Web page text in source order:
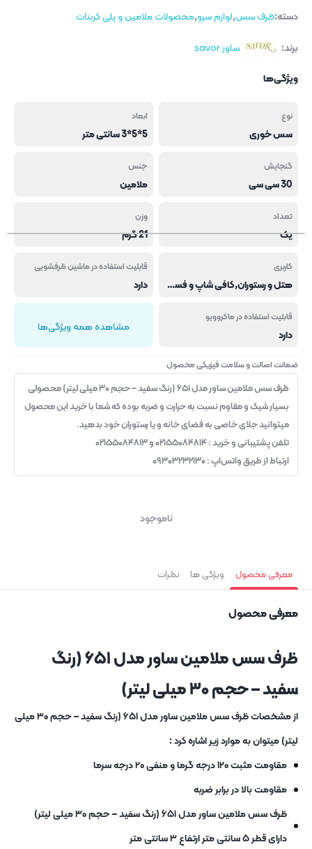
دسته:ظرف سس,لوازم سرو,محصولات ملامین و پلی کربنات
برند:
ساور savor
ویژگی‌ها
نوع
سس خوری
ابعاد
5*5*3 سانتی متر
گنجایش
30 سی سی
جنس
ملامین
تعداد
یک
وزن
21 گرم
کاربری
هتل و رستوران,کافی شاپ و فست فود
قابلیت استفاده در ماشین ظرفشویی
دارد
قابلیت استفاده در ماکروویو
دارد مشاهده همه ویژگی‌ها
ضمانت اصالت و سلامت فیزیکی محصول
ظرف سس ملامین ساور مدل ۶۵۱ (رنگ سفید – حجم ۳۰ میلی لیتر) محصولی
بسیار شیک و مقاوم نسبت به حرارت و ضربه بوده که شما با خرید این محصول
میتوانید جلای خاصی به فضای خانه و یا رستوران خود بدهید.
تلفن پشتیبانی و خرید : ۰۲۱۵۵۰۸۴۸۱۴ و ۰۲۱۵۵۰۸۴۸۱۳
ارتباط از طریق واتس‌اپ : ۰۹۳۰۳۲۳۲۱۳۰
ناموجود
معرفی محصول ویژگی ها نظرات
معرفی محصول
ظرف سس ملامین ساور مدل ۶۵۱ (رنگ
سفید – حجم ۳۰ میلی لیتر)
از مشخصات ظرف سس ملامین ساور مدل ۶۵۱ (رنگ سفید – حجم ۳۰ میلی
لیتر) میتوان به موارد زیر اشاره کرد :
مقاومت مثبت ۱۲۰ درجه گرما و منفی ۲۰ درجه سرما
مقاومت بالا در برابر ضربه
ظرف سس ملامین ساور مدل ۶۵۱ (رنگ سفید – حجم ۳۰ میلی لیتر)
دارای قطر ۵ سانتی متر ارتفاع ۳ سانتی متر